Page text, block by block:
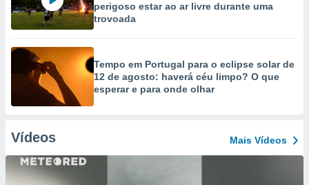
perigoso estar ao ar livre durante uma
trovoada
Tempo em Portugal para o eclipse solar de
12 de agosto: haverá céu limpo? O que
esperar e para onde olhar
Vídeos Mais Vídeos